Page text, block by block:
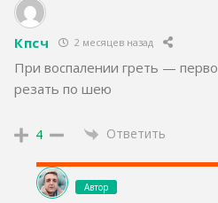
Кпсч 2 месяцев назад
При воспалении греть —
резать по шею
4 Ответить
Автор